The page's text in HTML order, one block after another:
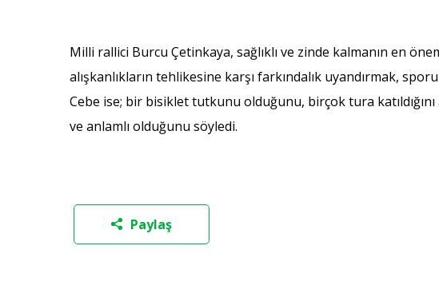
Milli rallici Burcu Çetinkaya, sağlıklı ve zinde kalmanın en
alışkanlıkların tehlikesine karşı farkındalık uyandırmak,
Cebe ise; bir bisiklet tutkunu olduğunu, birçok tura
ve anlamlı olduğunu söyledi.
Paylaş